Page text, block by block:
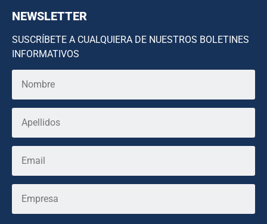
NEWSLETTER
SUSCRÍBETE A CUALQUIERA DE NUESTROS BOLETINES
INFORMATIVOS